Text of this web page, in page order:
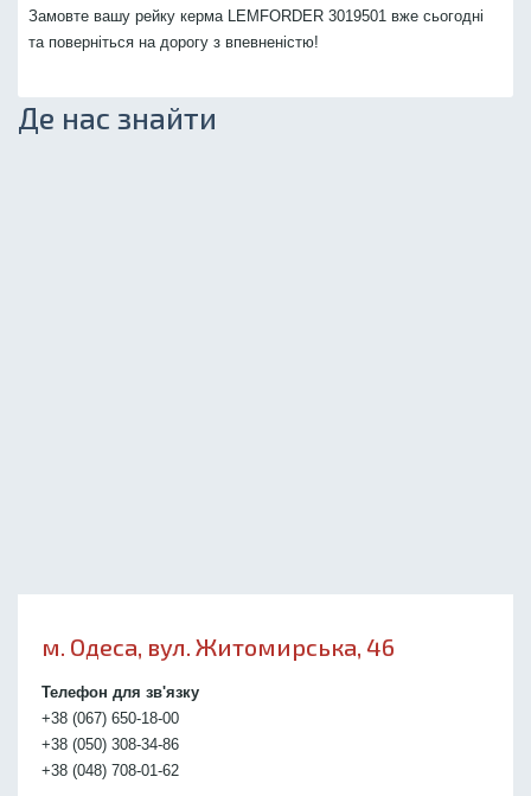
Замовте вашу рейку керма LEMFORDER 3019501 вже сьогодні
та поверніться на дорогу з впевненістю!
Де нас знайти
м. Одеса, вул. Житомирська, 46
Телефон для зв'язку
+38 (067) 650-18-00
+38 (050) 308-34-86
+38 (048) 708-01-62